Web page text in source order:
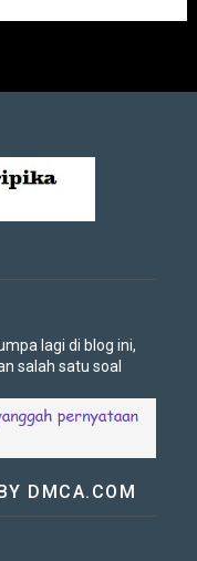
lagi di blog ini,
salah satu soal
DMCA.COM